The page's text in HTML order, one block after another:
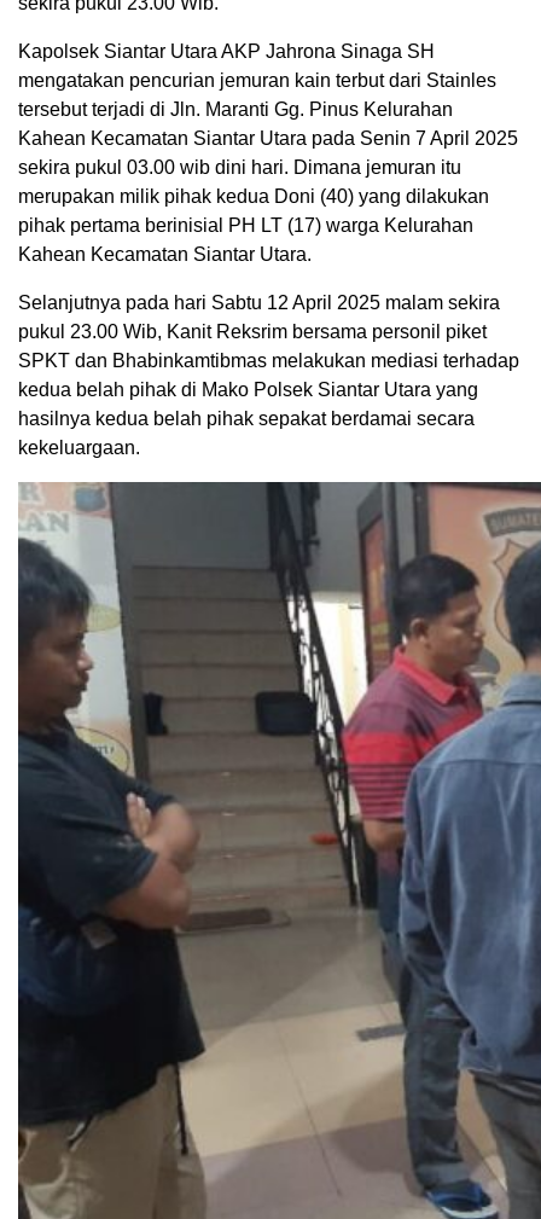
Kapolsek Siantar Utara AKP Jahrona Sinaga SH
mengatakan pencurian jemuran kain terbut dari Stainles
tersebut terjadi di Jln. Maranti Gg. Pinus Kelurahan
Kahean Kecamatan Siantar Utara pada Senin 7 April 2025
sekira pukul 03.00 wib dini hari. Dimana jemuran itu
merupakan milik pihak kedua Doni (40) yang dilakukan
pihak pertama berinisial PH LT (17) warga Kelurahan
Kahean Kecamatan Siantar Utara.
Selanjutnya pada hari Sabtu 12 April 2025 malam sekira
pukul 23.00 Wib, Kanit Reksrim bersama personil piket
SPKT dan Bhabinkamtibmas melakukan mediasi terhadap
kedua belah pihak di Mako Polsek Siantar Utara yang
hasilnya kedua belah pihak sepakat berdamai secara
kekeluargaan.